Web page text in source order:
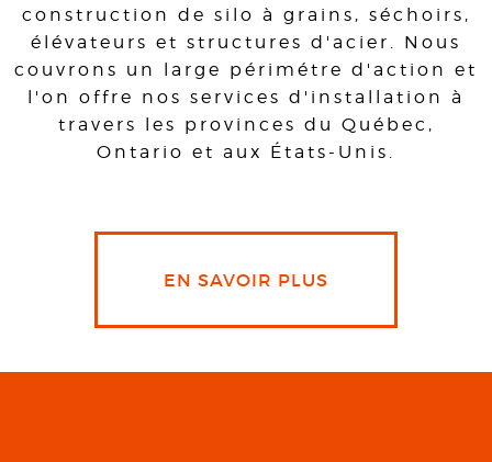
construction de silo à grains, séchoirs,
élévateurs et structures d'acier. Nous
couvrons un large périmétre d'action et
l'on offre nos services d'installation à
travers les provinces du Québec,
Ontario et aux États-Unis.
EN SAVOIR PLUS